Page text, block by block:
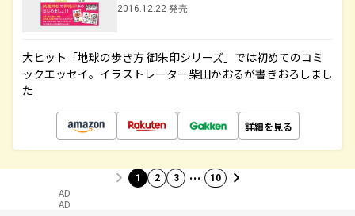
2016.12.22 発売
大ヒット「地球の歩き方 御朱印シリーズ」では初めてのコミ
ックエッセイ。イラストレーター柴田かおるが書きおろしまし
た
詳細を見る
1 2 3 … 10
AD
AD